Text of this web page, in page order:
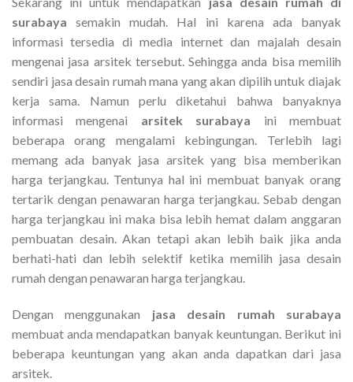
surabaya semakin mudah. Hal ini karena ada banyak
informasi tersedia di media internet dan majalah desain
mengenai jasa arsitek tersebut. Sehingga anda bisa memilih
sendiri jasa desain rumah mana yang akan dipilih untuk diajak
kerja sama. Namun perlu diketahui bahwa banyaknya
informasi mengenai arsitek surabaya ini membuat
beberapa orang mengalami kebingungan. Terlebih lagi
memang ada banyak jasa arsitek yang bisa memberikan
harga terjangkau. Tentunya hal ini membuat banyak orang
tertarik dengan penawaran harga terjangkau. Sebab dengan
harga terjangkau ini maka bisa lebih hemat dalam anggaran
pembuatan desain. Akan tetapi akan lebih baik jika anda
berhati-hati dan lebih selektif ketika memilih jasa desain
rumah dengan penawaran harga terjangkau.
Dengan menggunakan jasa desain rumah surabaya
membuat anda mendapatkan banyak keuntungan. Berikut ini
beberapa keuntungan yang akan anda dapatkan dari jasa
arsitek.